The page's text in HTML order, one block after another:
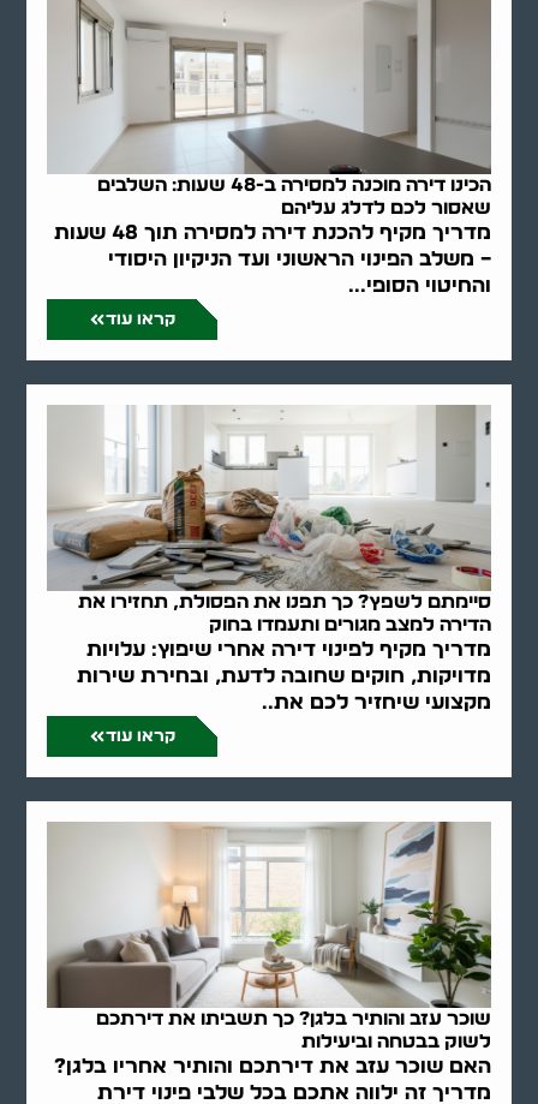
הכינו דירה מוכנה למסירה ב-48 שעות: השלבים
שאסור לכם לדלג עליהם
מדריך מקיף להכנת דירה למסירה תוך 48 שעות
– משלב הפינוי הראשוני ועד הניקיון היסודי
והחיטוי הסופי...
קראו עוד
סיימתם לשפץ? כך תפנו את הפסולת, תחזירו את
הדירה למצב מגורים ותעמדו בחוק
מדריך מקיף לפינוי דירה אחרי שיפוץ: עלויות
מדויקות, חוקים שחובה לדעת, ובחירת שירות
מקצועי שיחזיר לכם את..
קראו עוד
שוכר עזב והותיר בלגן? כך תשביתו את דירתכם
לשוק בבטחה וביעילות
האם שוכר עזב את דירתכם והותיר אחריו בלגן?
מדריך זה ילווה אתכם בכל שלבי פינוי דירת